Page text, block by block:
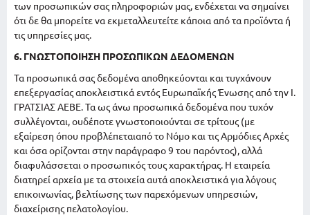
των προσωπικών σας πληροφοριών μας, ενδέχεται να σημαίνει
ότι δε θα μπορείτε να εκμεταλλευτείτε κάποια από τα προϊόντα ή
τις υπηρεσίες μας.
6. ΓΝΩΣΤΟΠΟΙΗΣΗ ΠΡΟΣΩΠΙΚΩΝ ΔΕΔΟΜΕΝΩΝ
Τα προσωπικά σας δεδομένα αποθηκεύονται και τυγχάνουν
επεξεργασίας αποκλειστικά εντός Ευρωπαϊκής Ένωσης από την Ι.
ΓΡΑΤΣΙΑΣ ΑΕΒΕ. Τα ως άνω προσωπικά δεδομένα που τυχόν
συλλέγονται, ουδέποτε γνωστοποιούνται σε τρίτους (με
εξαίρεση όπου προβλέπεταιαπό το Νόμο και τις Αρμόδιες Αρχές
και όσα ορίζονται στην παράγραφο 9 του παρόντος), αλλά
διαφυλάσσεται ο προσωπικός τους χαρακτήρας. Η εταιρεία
διατηρεί αρχεία με τα στοιχεία αυτά αποκλειστικά για λόγους
επικοινωνίας, βελτίωσης των παρεχόμενων υπηρεσιών,
διαχείρισης πελατολογίου.